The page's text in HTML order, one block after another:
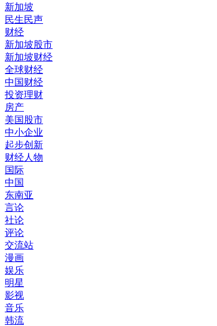
新加坡
民生民声
财经
新加坡股市
新加坡财经
全球财经
中国财经
投资理财
房产
美国股市
中小企业
起步创新
财经人物
国际
中国
东南亚
言论
社论
评论
交流站
漫画
娱乐
明星
影视
音乐
韩流